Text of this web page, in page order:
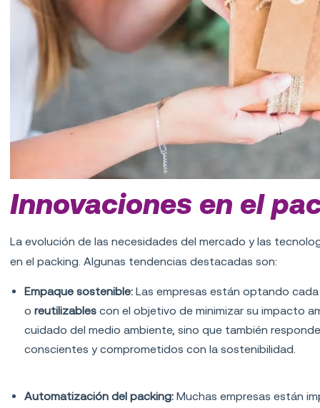
Innovaciones en el
La evolución de las necesidades del mercado y las
en el packing. Algunas tendencias destacadas son:
Empaque sostenible: Las empresas están optando
oreutilizables con el objetivo de minimizar su impacto
cuidado del medio ambiente, sino que también
conscientes y comprometidos con la sostenibilidad.
Automatización del packing: Muchas empresas están